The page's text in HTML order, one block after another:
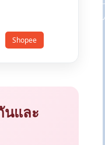
Shopee
และ